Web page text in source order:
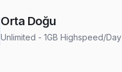
Orta Doğu
Unlimited - 1GB Highspeed/Day